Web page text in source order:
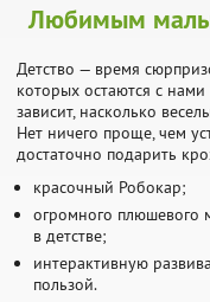
Любимым
Детство — время
которых остаются с
зависит, насколько
Нет ничего проще, чем
достаточно подарить
красочный Робокар;
огромного плюшевого
в детстве;
интерактивную
пользой.